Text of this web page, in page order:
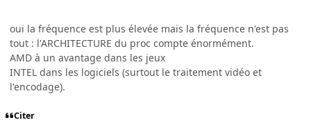
oui la fréquence est plus élevée mais la fréquence n'est pas
tout : l'ARCHITECTURE du proc compte énormément.
AMD à un avantage dans les jeux
INTEL dans les logiciels (surtout le traitement vidéo et
l'encodage).
Citer